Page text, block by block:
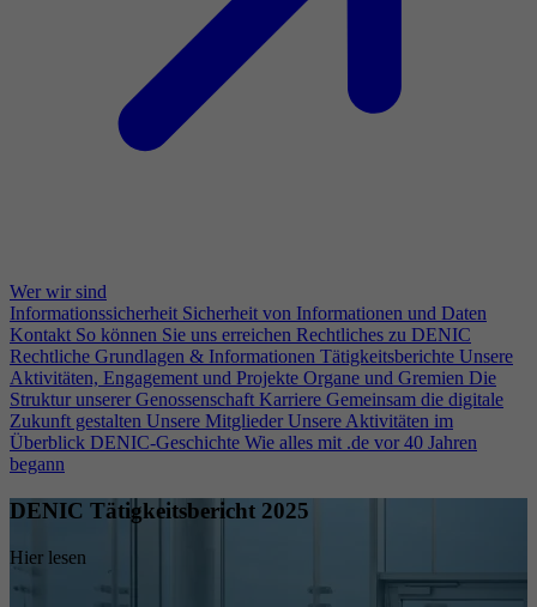
Wer wir sind
Informationssicherheit Sicherheit von Informationen und Daten
Kontakt So können Sie uns erreichen Rechtliches zu DENIC
Rechtliche Grundlagen & Informationen Tätigkeitsberichte Unsere
Aktivitäten, Engagement und Projekte Organe und Gremien Die
Struktur unserer Genossenschaft Karriere Gemeinsam die digitale
Zukunft gestalten Unsere Mitglieder Unsere Aktivitäten im
Überblick DENIC-Geschichte Wie alles mit .de vor 40 Jahren
begann
DENIC Tätigkeitsbericht 2025
Hier lesen